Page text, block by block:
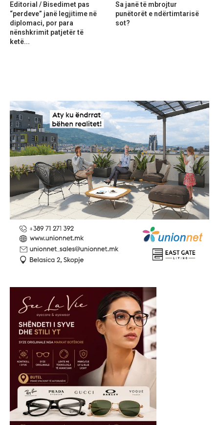
Editorial / Bisedimet pas
“perdeve” janë legjitime në
diplomaci, por para
nënshkrimit patjetër të
ketë...
Sa janë të mbrojtur
punëtorët e ndërtimtarisë
sot?